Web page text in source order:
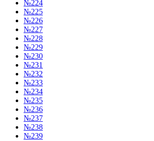
№224
№225
№226
№227
№228
№229
№230
№231
№232
№233
№234
№235
№236
№237
№238
№239